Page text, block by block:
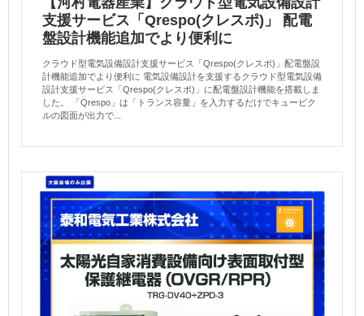
支援サービス「Qrespo(クレスポ)」 配電
盤設計機能追加でより便利に
クラウド型電気設備設計支援サービス「Qrespo(クレスポ)」配電盤設
計機能追加でより便利に 電気設備設計を支援するクラウド型電気設備
設計支援サービス「Qrespo(クレスポ)」に配電盤設計機能を搭載しま
した。 「Qrespo」は「トランス容量」を入力するだけでキュービク
ルの図面が出力で...